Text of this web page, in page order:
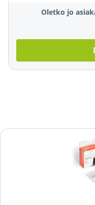
Oletko jo